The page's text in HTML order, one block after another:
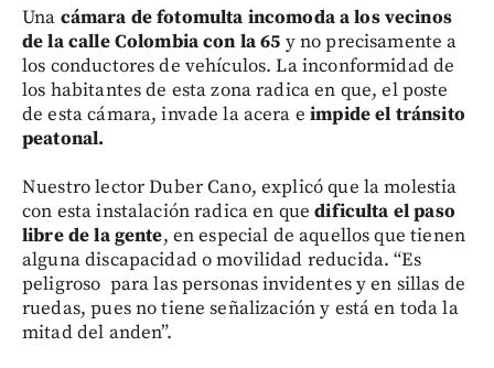
Una cámara de fotomulta incomoda a los vecinos
de la calle Colombia con la 65 y no precisamente a
los conductores de vehículos. La inconformidad de
los habitantes de esta zona radica en que, el poste
de esta cámara, invade la acera eimpide el tránsito
peatonal.
Nuestro lector Duber Cano, explicó que la molestia
con esta instalación radica en quedificulta el paso
libre de la gente, en especial de aquellos que tienen
alguna discapacidad o movilidad reducida. “Es
peligroso para las personas invidentes y en sillas de
ruedas, pues no tiene señalización y está en toda la
mitad del anden”.